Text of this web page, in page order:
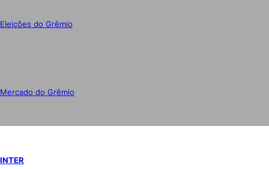
Eleições do Grêmio
Mercado do Grêmio
INTER